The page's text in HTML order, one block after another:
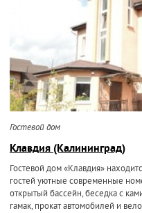
Гостевой дом
Клавдия (Калининград)
Гостевой дом «Клавдия»
гостей уютные современные
открытый бассейн, беседка с
гамак, прокат автомобилей и